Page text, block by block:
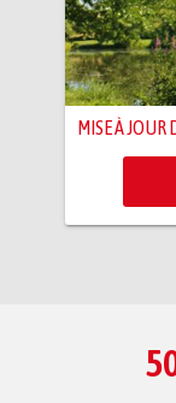
MISE À JOUR